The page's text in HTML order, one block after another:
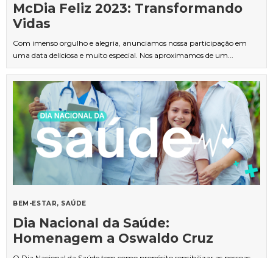
McDia Feliz 2023: Transformando
Vidas
Com imenso orgulho e alegria, anunciamos nossa participação em
uma data deliciosa e muito especial. Nos aproximamos de um...
BEM-ESTAR SAÚDE
Dia Nacional da Saúde:
Homenagem a Oswaldo Cruz